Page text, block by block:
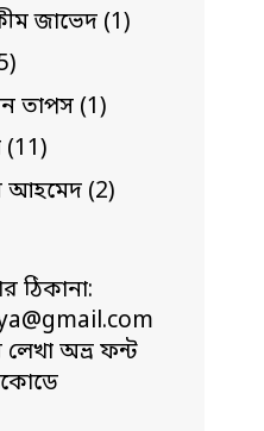
জাভেদ (1)
তাপস (1)
(11)
আহমেদ (2)
ঠিকানা:
অভ্র ফন্ট